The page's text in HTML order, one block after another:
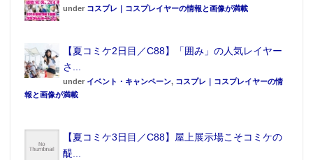
under コスプレ｜コスプレイヤーの情報と画像が満載
【夏コミケ2日目／C88】「囲み」の人気レイヤー
さ...
under イベント・キャンペーン, コスプレ｜コスプレイヤーの情
報と画像が満載
【夏コミケ3日目／C88】屋上展示場こそコミケの
醍...